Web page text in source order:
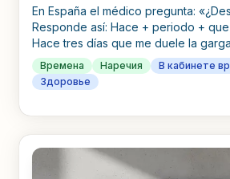
En España el médico pregunta:
Responde así: Hace + periodo + que
Hace tres días que me duele la
Времена Наречия
В кабинете
Здоровье